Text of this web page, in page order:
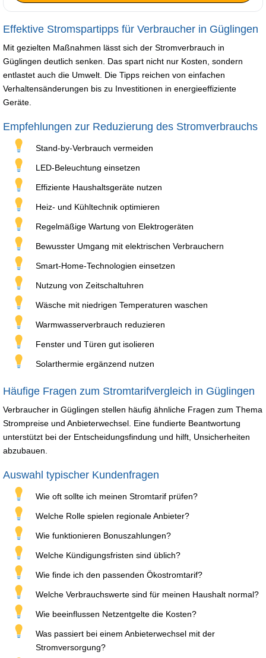
Effektive Stromspartipps für Verbraucher in Güglingen
Mit gezielten Maßnahmen lässt sich der Stromverbrauch in
Güglingen deutlich senken. Das spart nicht nur Kosten, sondern
entlastet auch die Umwelt. Die Tipps reichen von einfachen
Verhaltensänderungen bis zu Investitionen in energieeffiziente
Geräte.
Empfehlungen zur Reduzierung des Stromverbrauchs
Stand-by-Verbrauch vermeiden
LED-Beleuchtung einsetzen
Effiziente Haushaltsgeräte nutzen
Heiz- und Kühltechnik optimieren
Regelmäßige Wartung von Elektrogeräten
Bewusster Umgang mit elektrischen Verbrauchern
Smart-Home-Technologien einsetzen
Nutzung von Zeitschaltuhren
Wäsche mit niedrigen Temperaturen waschen
Warmwasserverbrauch reduzieren
Fenster und Türen gut isolieren
Solarthermie ergänzend nutzen
Häufige Fragen zum Stromtarifvergleich in Güglingen
Verbraucher in Güglingen stellen häufig ähnliche Fragen zum Thema
Strompreise und Anbieterwechsel. Eine fundierte Beantwortung
unterstützt bei der Entscheidungsfindung und hilft, Unsicherheiten
abzubauen.
Auswahl typischer Kundenfragen
Wie oft sollte ich meinen Stromtarif prüfen?
Welche Rolle spielen regionale Anbieter?
Wie funktionieren Bonuszahlungen?
Welche Kündigungsfristen sind üblich?
Wie finde ich den passenden Ökostromtarif?
Welche Verbrauchswerte sind für meinen Haushalt normal?
Wie beeinflussen Netzentgelte die Kosten?
Was passiert bei einem Anbieterwechsel mit der
Stromversorgung?